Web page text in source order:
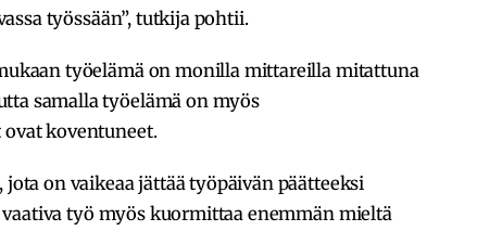
työssään”, tutkija pohtii.
työelämä on monilla mittareilla mitattuna
samalla työelämä on myös
koventuneet.
on vaikeaa jättää työpäivän päätteeksi
työ myös kuormittaa enemmän mieltä